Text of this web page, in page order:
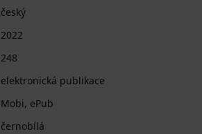
český
2022
248
elektronická publikace
Mobi, ePub
černobílá